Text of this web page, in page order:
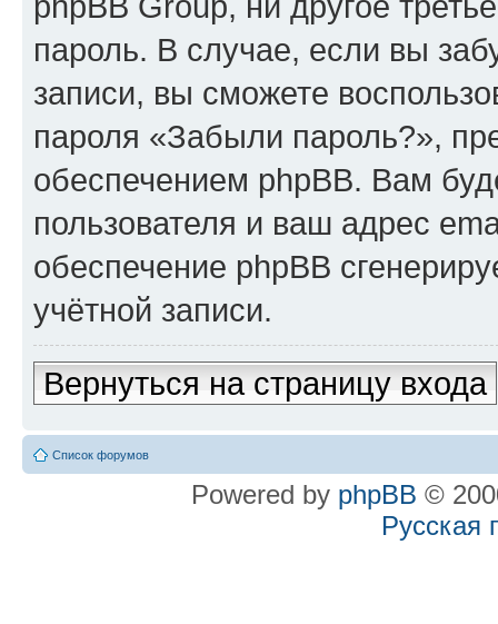
пароль. В случае, если вы
записи, вы сможете
пароля «Забыли пароль?»,
обеспечением phpBB. Вам
пользователя и ваш адрес
обеспечение phpBB
учётной записи.
Вернуться на страницу входа
Список форумов
Powered by phpBB ©
Русская